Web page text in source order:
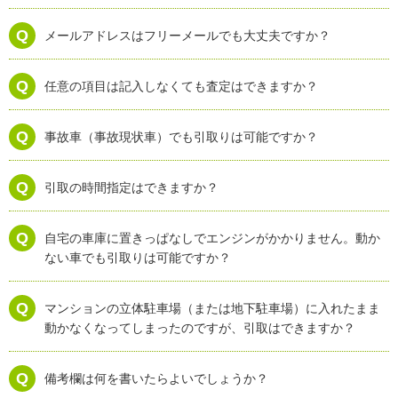
メールアドレスはフリーメールでも大丈夫ですか？
任意の項目は記入しなくても査定はできますか？
事故車（事故現状車）でも引取りは可能ですか？
引取の時間指定はできますか？
自宅の車庫に置きっぱなしでエンジンがかかりません。動か
ない車でも引取りは可能ですか？
マンションの立体駐車場（または地下駐車場）に入れたまま
動かなくなってしまったのですが、引取はできますか？
備考欄は何を書いたらよいでしょうか？